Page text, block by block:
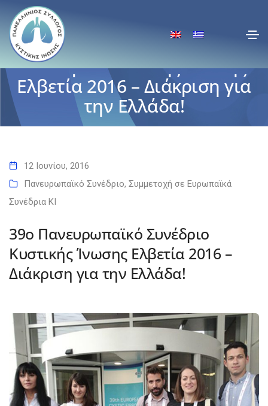
39ο Πανευρωπαϊκό
Συνέδριο Κυστικής Ίνωσης
Ελβετία 2016 – Διάκριση για
την Ελλάδα!
Αρχική
12 Ιουνίου, 2016
Πανευρωπαϊκό Συνέδριο, Συμμετοχή σε Ευρωπαϊκά
Συνέδρια ΚΙ
39ο Πανευρωπαϊκό Συνέδριο
Κυστικής Ίνωσης Ελβετία 2016 –
Διάκριση για την Ελλάδα!